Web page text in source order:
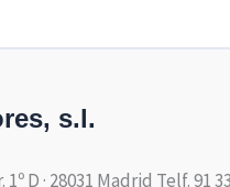
s.l.
D · 28031 Madrid Telf. 91